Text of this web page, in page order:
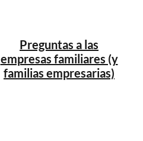
Preguntas a las
empresas familiares (y
familias empresarias)